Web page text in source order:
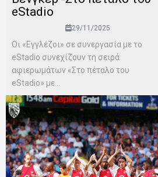
eStadio
29/11/2025
Οι «Εγγλέζοι» σε συνεργασία με το
eStadio συνεχίζουν τη σειρά
αφιερωμάτων «Στο πέταλο του
eStadio» με...